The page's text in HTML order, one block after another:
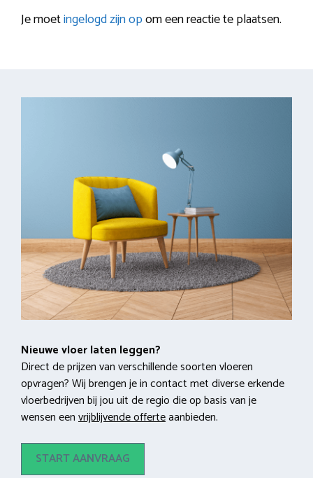
Je moetingelogd zijn opom een reactie te plaatsen.
Nieuwe vloer laten leggen?
Direct de prijzen van verschillende soorten vloeren
opvragen? Wij brengen je in contact met diverse erkende
vloerbedrijven bij jou uit de regio die op basis van je
wensen eenvrijblijvende offerteaanbieden.
START AANVRAAG